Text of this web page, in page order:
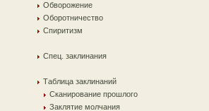
Обворожение
Оборотничество
Спиритизм
Спец. заклинания
Таблица заклинаний
Сканирование прошлого
Заклятие молчания